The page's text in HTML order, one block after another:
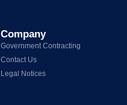
Company
Government Contracting
Contact Us
Legal Notices